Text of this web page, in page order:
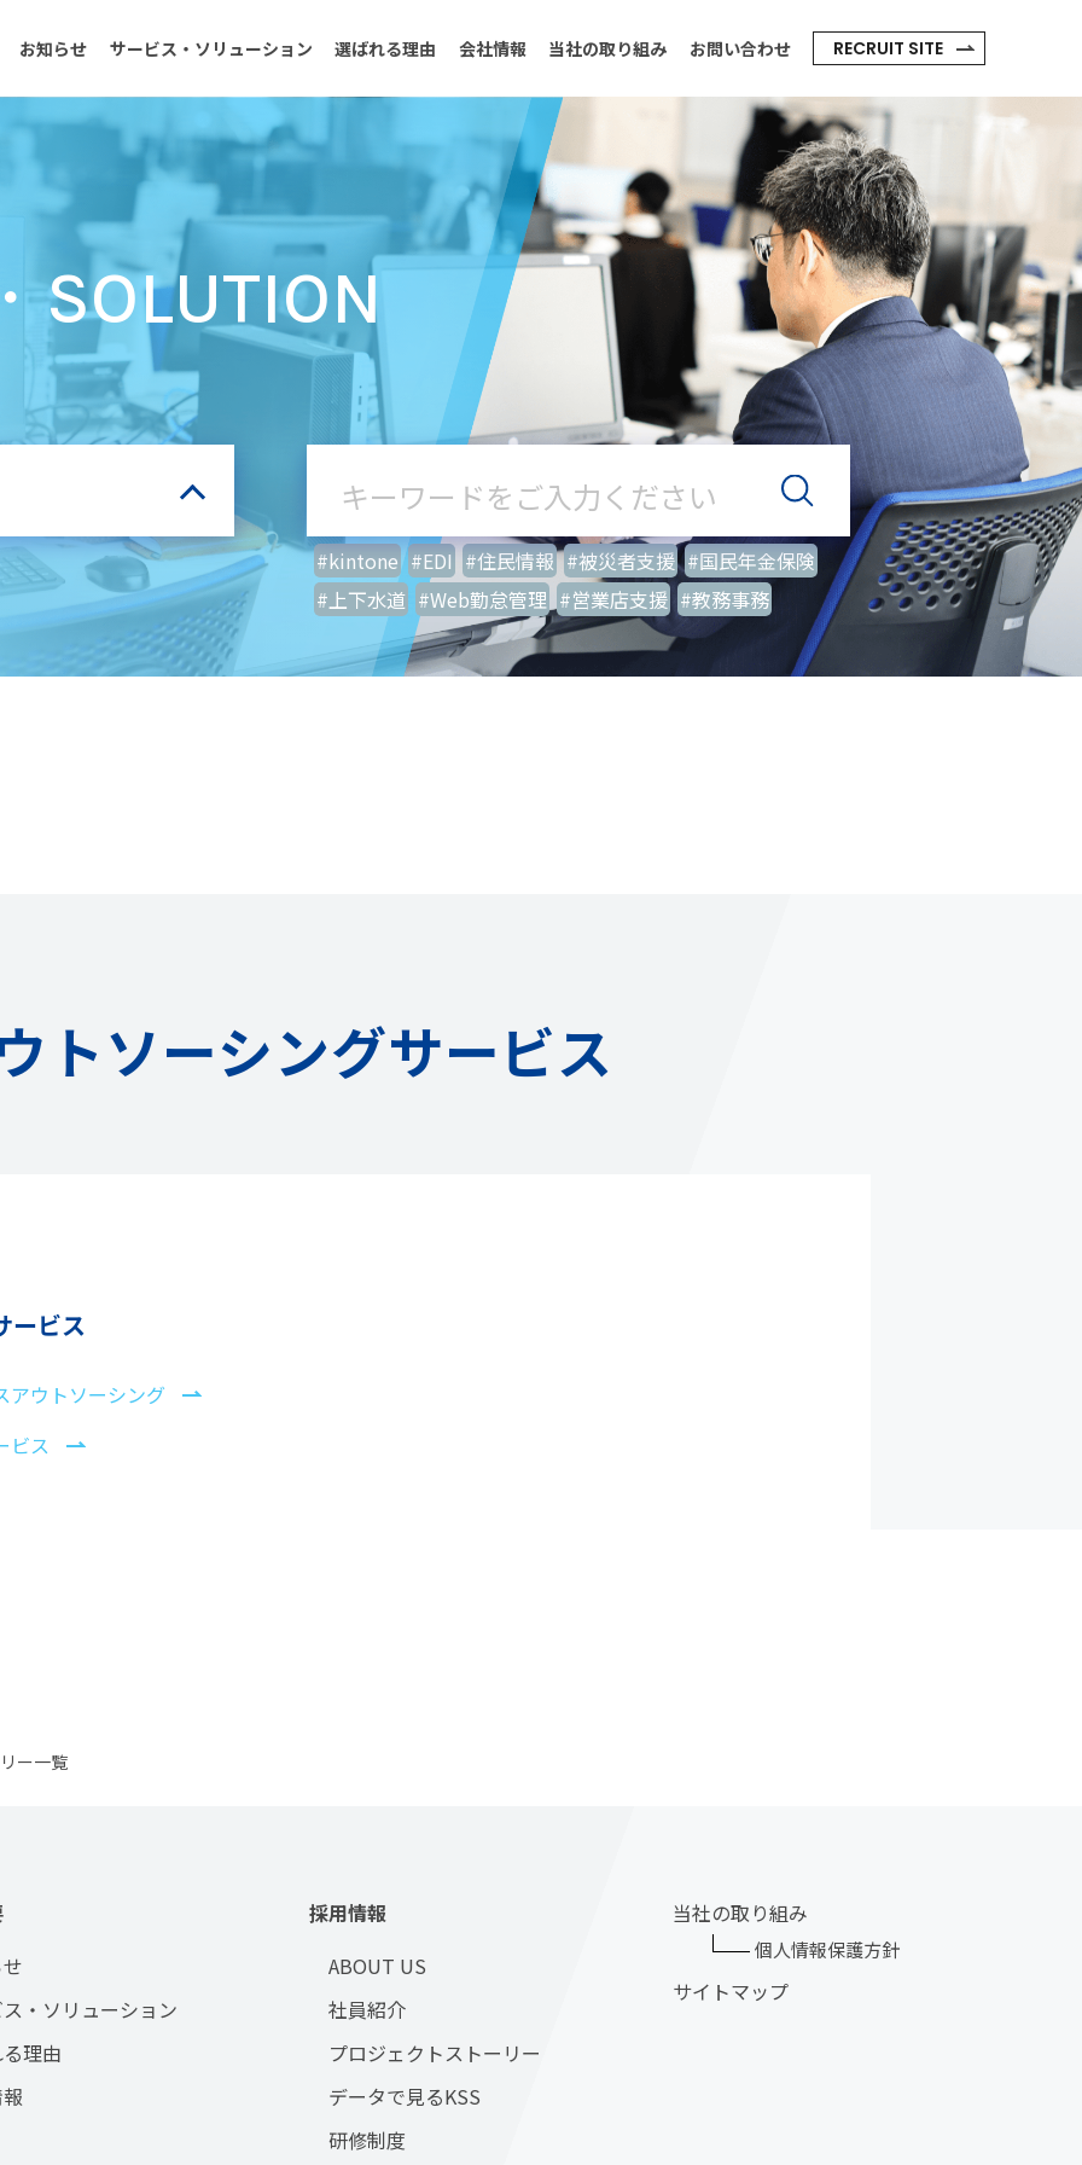
お知らせ サービス・ソリューション 選ばれる理由 会社情報 当社の取り組み お問い合わせ RECRUIT SITE
SOLUTION
#kintone #EDI #住民情報 #被災者支援 #国民年金保険
#上下水道 #Web勤怠管理 #営業店支援 #教務事務
トソーシングサービス
ービス
アウトソーシング
ビス
ー一覧
・ソリューション
理由
採用情報
ABOUT US
社員紹介
プロジェクトストーリー
データで見るKSS
研修制度
当社の取り組み
個人情報保護方針
サイトマップ